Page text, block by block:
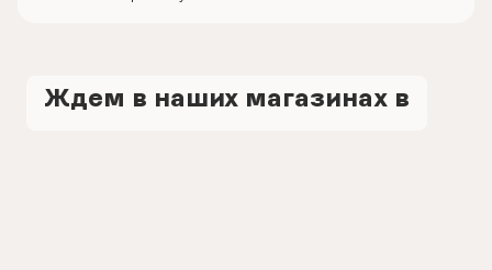
Ждем в наших магазинах в